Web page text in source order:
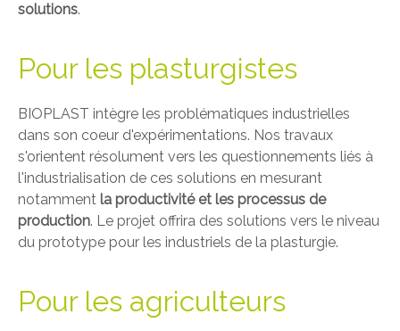
solutions.
Pour les plasturgistes
BIOPLAST intègre les problématiques industrielles
dans son coeur d'expérimentations. Nos travaux
s'orientent résolument vers les questionnements liés à
l'industrialisation de ces solutions en mesurant
notamment la productivité et les processus de
production. Le projet offrira des solutions vers le niveau
du prototype pour les industriels de la plasturgie.
Pour les agriculteurs